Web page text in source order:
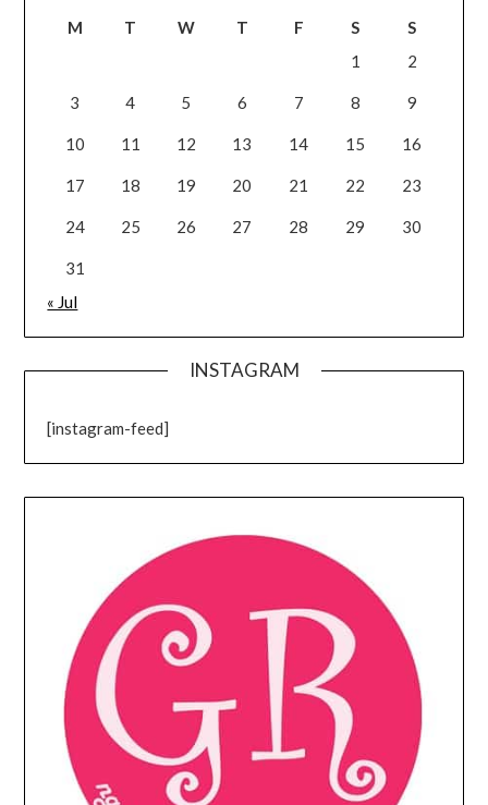
M T W T F S
S
1
2
3 4 5 6 7 8 9
10 11 12 13 14 15 16
17 18 19 20 21 22 23
24 25 26 27 28 29 30
31
« Jul
INSTAGRAM
[instagram-feed]